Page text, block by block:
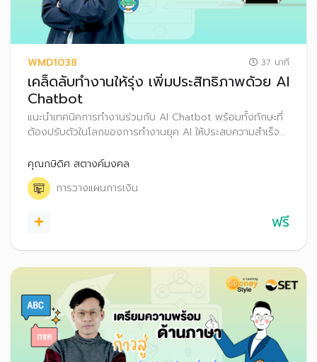
WMD1038 37 นาที
เคล็ดลับทำงานให้รุ่ง เพิ่มประสิทธิภาพด้วย AI
Chatbot
แนะนำเทคนิคการทำงานร่วมกับ AI Chatbot พร้อมทั้งทักษะที่
ต้องปรับตัวในโลกของการทำงานยุค AI ให้ประสบความสำเร็จ
Averaging : DCA)
คุณกษิดิศ สตางค์มงคล
การวางแผนการเงิน
ฟรี